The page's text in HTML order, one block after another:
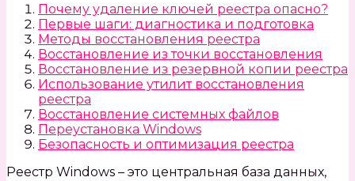
Почему удаление ключей реестра опасно?
Первые шаги: диагностика и подготовка
Методы восстановления реестра
Восстановление из точки восстановления
Восстановление из резервной копии реестра
Использование утилит восстановления
реестра
Восстановление системных файлов
Переустановка Windows
Безопасность и оптимизация реестра
Реестр Windows – это центральная база данных,